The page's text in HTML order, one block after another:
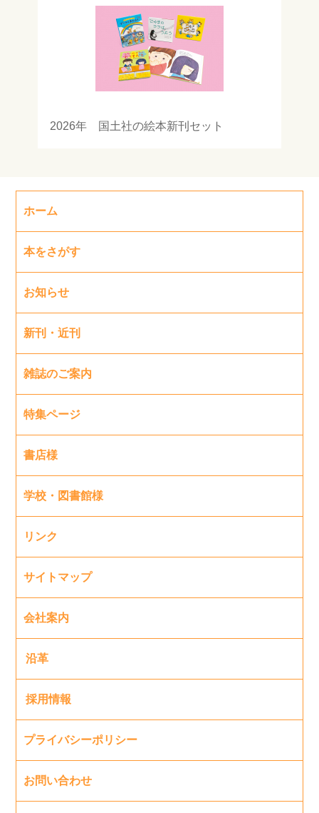
2026年 国土社の絵本新刊セット
ホーム
本をさがす
お知らせ
新刊・近刊
雑誌のご案内
特集ページ
書店様
学校・図書館様
リンク
サイトマップ
会社案内
沿革
採用情報
プライバシーポリシー
お問い合わせ